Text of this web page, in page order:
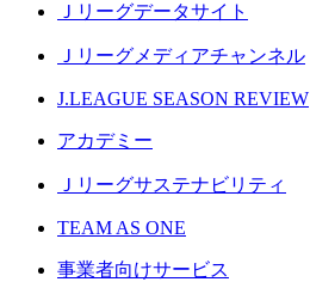
Ｊリーグデータサイト
Ｊリーグメディアチャンネル
J.LEAGUE SEASON REVIEW
アカデミー
Ｊリーグサステナビリティ
TEAM AS ONE
事業者向けサービス